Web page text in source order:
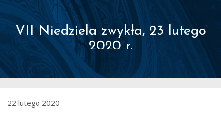
VII Niedziela zwykła, 23 lutego
2020 r.
22 lutego 2020